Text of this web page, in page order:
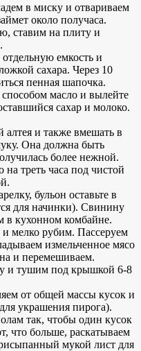
в миску и отвариваем
около получаса.
ставим на плиту и
емкость и
сахара. Через 10
пенная шапочка.
масло и вылейте
сахар и молоко.
и также вмешать в
Она должна быть
более нежной.
на треть часа под чистой
бульон оставьте в
для начинки). Свинину
в кухонном комбайне.
мелко рубим. Пассеруем
измельченное мясо
и перемешиваем.
и тушим под крышкой 6-8
от общей массы кусок и
украшения пирога).
так, чтобы один кусок
что больше, раскатываем
мукой лист для